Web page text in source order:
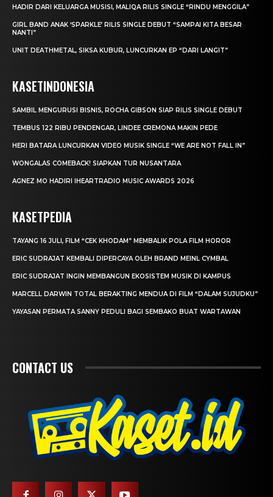
HADIR DARI KELUARGA MUSISI, MALIQA RILIS SINGLE “RINDU MENGGILA”
GIRL BAND ANAK ‘SPARKLE’ RILIS SINGLE DEBUT “SAMPAI KITA BESAR
NANTI”
UNIT DEATHMETAL, SIKSA KUBUR, LUNCURKAN EP “DARI LANGIT”
KASETINDONESIA
SAMBIL MENGURUSI BISNIS, ROCHA GIBSON SIAP RILIS SINGLE DEBUT
TEMBUS 122 RIBU PENDENGAR, LINDEE CREMONA MAKIN PEDE
HERI BATARA LUNCURKAN VIDEO MUSIK SINGLE “WE ARE NOT FALL IN”
WONGALAS COMEBACK! SIAPKAN TUR NUSANTARA
AGNEZ MO HADIRI IHEARTRADIO MUSIC AWARDS 2026
KASETPEDIA
TAYANG 16 JULI, FILM “CEK KHODAM” MEMBALIK POLA FILM HOROR
ERIC SUDRAJAT KEMBALI DIPERCAYA OLEH BRAND MEINL CYMBAL
ERIC SUDRAJAT INGIN MEMBANGUN EKOSISTEM MUSIK DI KAMPUS
MARCELL DARWIN TOTAL BERAKTING MENDUA DI FILM “DALAM SUJUDKU”
YAYASAN PERMATA SANNY PEDULI BAGI SEMBAKO BUAT WARTAWAN
CONTACT US